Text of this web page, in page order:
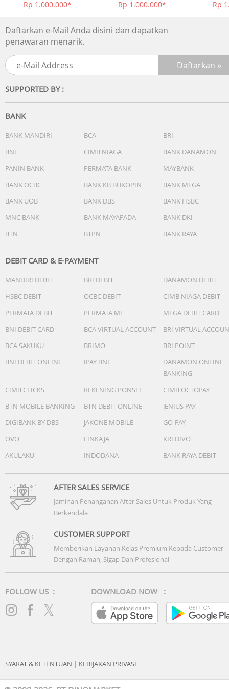
Type-C Support 15W Charging
Android 15 (Go Edition)
Side Fingerprint + Face Unlock
4.5G Network
DTS Sound Effects
Rp 1.000.000*
Rp 1.000.000*
Rp
Daftarkan e-Mail Anda disini dan dapatkan
penawaran menarik.
SUPPORTED BY :
BANK
BANK MANDIRI BCA
BRI
BNI
CIMB NIAGA
BANK DANAMON
PANIN BANK
PERMATA BANK
MAYBANK
BANK OCBC
BANK KB BUKOPIN
BANK MEGA
BANK UOB
BANK DBS
BANK HSBC
MNC BANK
BANK MAYAPADA
BANK DKI
BTN
BTPN BANK RAYA
DEBIT CARD & E-PAYMENT
MANDIRI DEBIT BRI DEBIT
DANAMON DEBIT
HSBC DEBIT
OCBC DEBIT
CIMB NIAGA DEBIT
PERMATA DEBIT
PERMATA ME
MEGA DEBIT CARD
BNI DEBIT CARD
BCA VIRTUAL ACCOUNT
BRI VIRTUAL
BCA SAKUKU
BRIMO
BRI POINT
BNI DEBIT ONLINE
IPAY BNI
DANAMON ONLINE
BANKING
CIMB CLICKS
REKENING PONSEL
CIMB OCTOPAY
BTN MOBILE BANKING
BTN DEBIT ONLINE
JENIUS PAY
DIGIBANK BY DBS
JAKONE MOBILE
GO-PAY
OVO
LINKAJA
KREDIVO
AKULAKU
INDODANA BANK RAYA DEBIT
AFTER SALES SERVICE
Jaminan Penanganan After Sales Untuk Produk Yang
Berkendala
CUSTOMER SUPPORT
Memberikan Layanan Kelas Premium Kepada Customer
Dengan Ramah, Sigap Dan Profesional
FOLLOW US : DOWNLOAD NOW :
SYARAT & KETENTUAN | KEBIJAKAN PRIVASI